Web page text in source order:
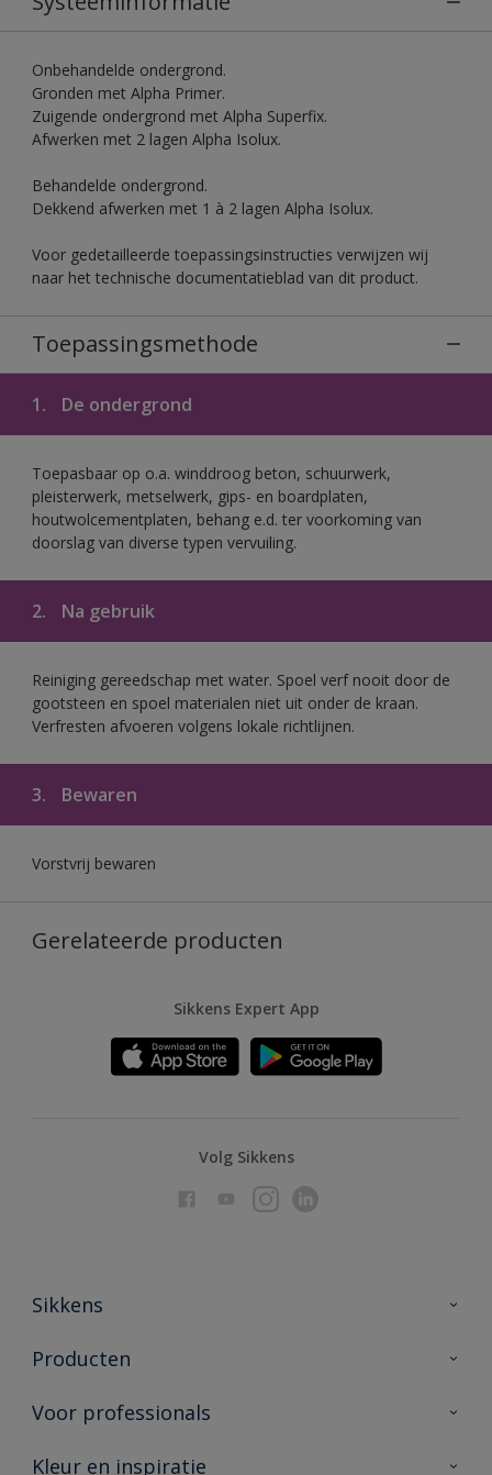
Onbehandelde ondergrond.
Gronden met Alpha Primer.
Zuigende ondergrond met Alpha Superfix.
Afwerken met 2 lagen Alpha Isolux.
Behandelde ondergrond.
Dekkend afwerken met 1 à 2 lagen Alpha Isolux.
Voor gedetailleerde toepassingsinstructies verwijzen wij
naar het technische documentatieblad van dit product.
Toepassingsmethode
1. De ondergrond
Toepasbaar op o.a. winddroog beton, schuurwerk,
pleisterwerk, metselwerk, gips- en boardplaten,
houtwolcementplaten, behang e.d. ter voorkoming van
doorslag van diverse typen vervuiling.
2. Na gebruik
Reiniging gereedschap met water. Spoel verf nooit door de
gootsteen en spoel materialen niet uit onder de kraan.
Verfresten afvoeren volgens lokale richtlijnen.
3. Bewaren
Vorstvrij bewaren
Gerelateerde producten
Sikkens Expert App
Volg Sikkens
Sikkens
Over Sikkens
Duurzaamheid
Producten
Producten voor binnen
Vind je verkooppunt
Voor professionals
Advies & service
Kleur en inspiratie